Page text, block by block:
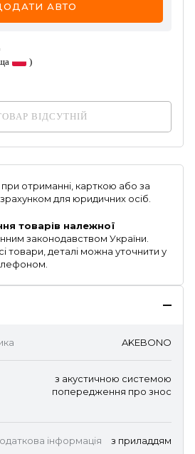
АВТО
)
ВІДСУТНІЙ
при отриманні, карткою або за
для юридичних осіб.
товарів належної
законодавством України.
товари, деталі можна уточнити у
AKEBONO
з акустичною системою
попередження про знос
інформація з приладдям